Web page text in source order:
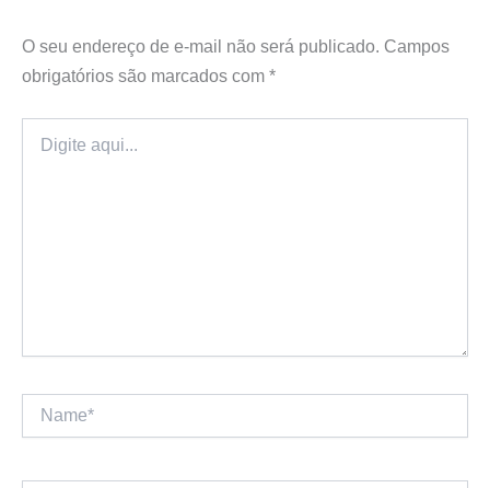
O seu endereço de e-mail não será publicado. Campos
obrigatórios são marcados com *
aqui...
Name*